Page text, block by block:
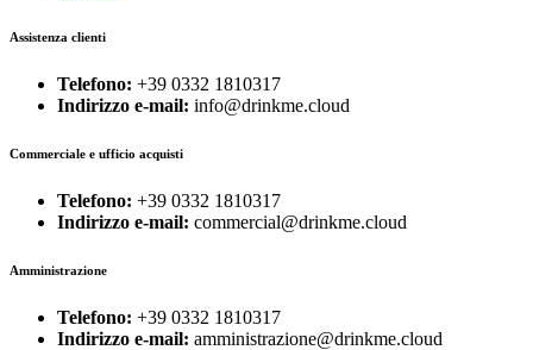
Assistenza clienti
Telefono: +39 0332 1810317
Indirizzo e-mail: info@drinkme.cloud
Commerciale e ufficio acquisti
Telefono: +39 0332 1810317
Indirizzo e-mail: commercial@drinkme.cloud
Amministrazione
Telefono: +39 0332 1810317
Indirizzo e-mail: amministrazione@drinkme.cloud